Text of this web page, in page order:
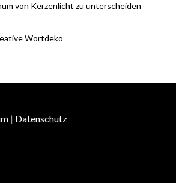
von Kerzenlicht zu unterscheiden
Wortdeko
| Datenschutz